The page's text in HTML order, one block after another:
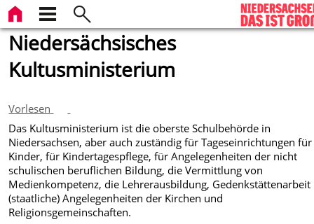
Niedersächsisches
Kultusministerium
Vorlesen
Das Kultusministerium ist die oberste Schulbehörde in
Niedersachsen, aber auch zuständig für Tageseinrichtungen für
Kinder, für Kindertagespflege, für Angelegenheiten der nicht
schulischen beruflichen Bildung, die Vermittlung von
Medienkompetenz, die Lehrerausbildung, Gedenkstättenarbeit
(staatliche) Angelegenheiten der Kirchen und
Religionsgemeinschaften.